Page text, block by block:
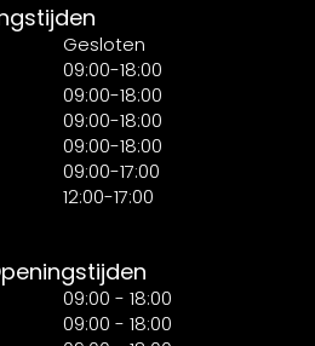
Gesloten
09:00-18:00
09:00-18:00
09:00-18:00
09:00-18:00
09:00-17:00
12:00-17:00
09:00 - 18:00
09:00 - 18:00